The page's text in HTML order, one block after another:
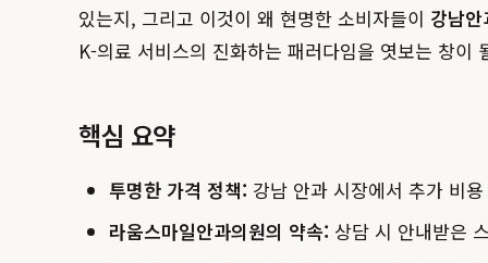
있는지, 그리고 이것이 왜 현명한 소비자들이 강남
K-의료 서비스의 진화하는 패러다임을 엿보는 창이
핵심 요약
투명한 가격 정책: 강남 안과 시장에서 추가 비
라움스마일안과의원의 약속: 상담 시 안내받은